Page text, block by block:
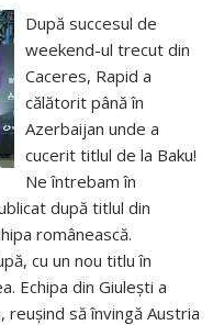
După succesul de
weekend-ul trecut din
Caceres, Rapid a
călătorit până în
Azerbaijan unde a
cucerit titlul de la Baku!
Ne întrebam în
după titlul din
românească.
cu un nou titlu în
Echipa din Giulești a
să învingă Austria